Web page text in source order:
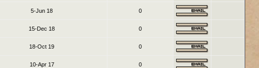
5-Jun 18 0
15-Dec 18 0
18-Oct 19 0
10-Apr 17 0